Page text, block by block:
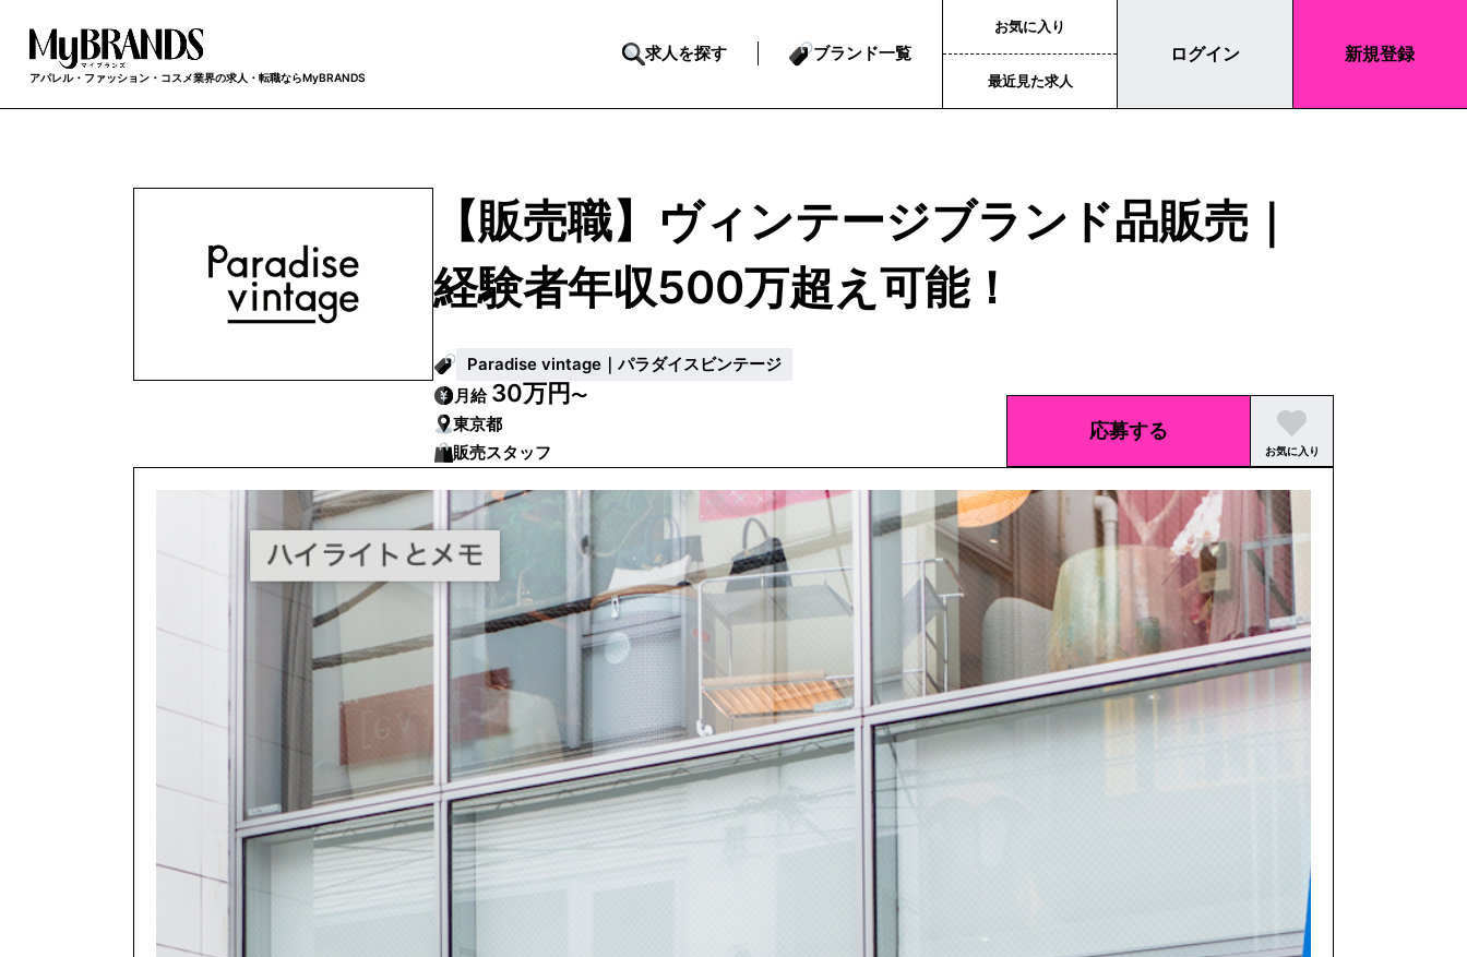
アパレル・ファッション・コスメ業界の求人・転職ならMyBRANDS
求人を探す ブランド一覧
お気に入り
最近見た求人
ログイン 新規登録
【販売職】ヴィンテージブランド品販売｜
経験者年収500万超え可能！
Paradise vintage｜パラダイスビンテージ
月給 30万円〜
東京都
販売スタッフ
応募する
お気に入り